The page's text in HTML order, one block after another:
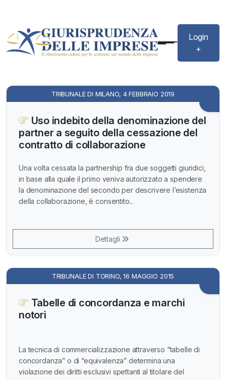
Login
+
TRIBUNALE DI MILANO, 4 FEBBRAIO 2019
Uso indebito della denominazione del
partner a seguito della cessazione del
contratto di collaborazione
Una volta cessata la partnership fra due soggetti giuridici,
in base alla quale il primo veniva autorizzato a spendere
la denominazione del secondo per descrivere l’esistenza
della collaborazione, è consentito...
Dettagli
TRIBUNALE DI TORINO, 16 MAGGIO 2015
Tabelle di concordanza e marchi
notori
La tecnica di commercializzazione attraverso “tabelle di
concordanza” o di “equivalenza” determina una
violazione dei diritti esclusivi spettanti al titolare del